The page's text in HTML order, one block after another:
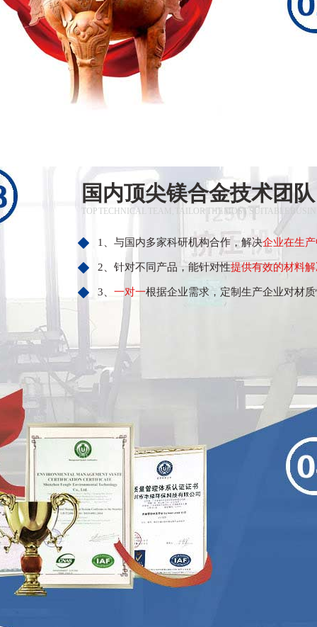
国内顶尖镁合金技术团
TOP TECHNICAL TEAM, TAILOR THE MOST SUITABLE
1、与国内多家科研机构合作，解决企业在生
2、针对不同产品，能针对性提供有效的材料
3、 一对一根据企业需求，定制生产企业对材